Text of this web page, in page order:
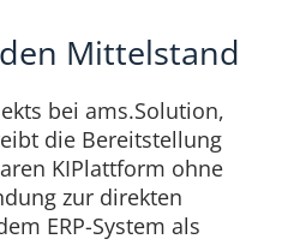
Mittelstand
bei ams.Solution,
die Bereitstellung
KIPlattform ohne
zur direkten
ERP-System als